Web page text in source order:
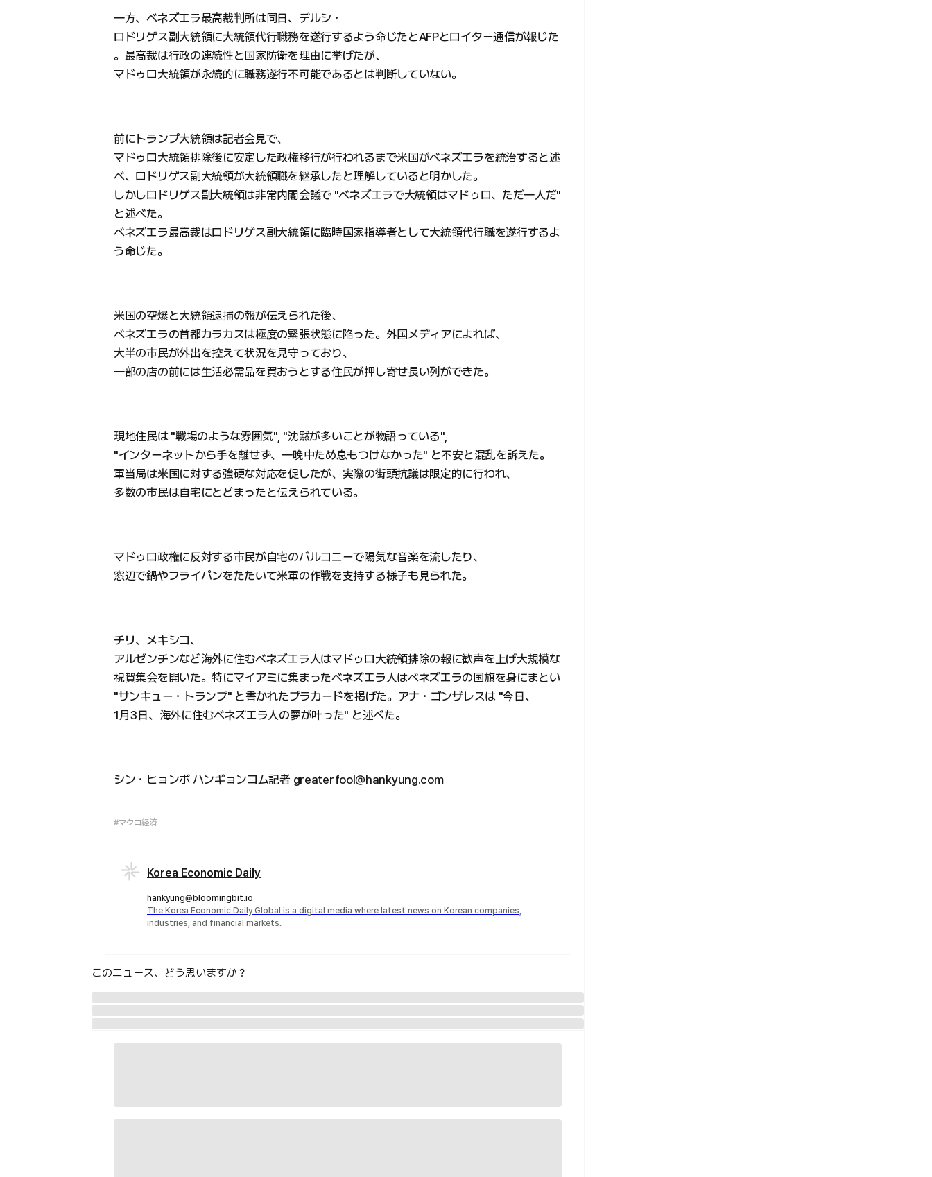
一方、ベネズエラ最高裁判所は同日、デルシ・
ロドリゲス副大統領に大統領代行職務を遂行するよう命じたとAFPとロイター通信が報じた
。最高裁は行政の連続性と国家防衛を理由に挙げたが、
マドゥロ大統領が永続的に職務遂行不可能であるとは判断していない。
前にトランプ大統領は記者会見で、
マドゥロ大統領排除後に安定した政権移行が行われるまで米国がベネズエラを統治すると述
べ、ロドリゲス副大統領が大統領職を継承したと理解していると明かした。
しかしロドリゲス副大統領は非常内閣会議で "ベネズエラで大統領はマドゥロ、ただ一人だ"
と述べた。
ベネズエラ最高裁はロドリゲス副大統領に臨時国家指導者として大統領代行職を遂行するよ
う命じた。
米国の空爆と大統領逮捕の報が伝えられた後、
ベネズエラの首都カラカスは極度の緊張状態に陥った。外国メディアによれば、
大半の市民が外出を控えて状況を見守っており、
一部の店の前には生活必需品を買おうとする住民が押し寄せ長い列ができた。
現地住民は "戦場のような雰囲気", "沈黙が多いことが物語っている",
"インターネットから手を離せず、一晩中ため息もつけなかった" と不安と混乱を訴えた。
軍当局は米国に対する強硬な対応を促したが、実際の街頭抗議は限定的に行われ、
多数の市民は自宅にとどまったと伝えられている。
マドゥロ政権に反対する市民が自宅のバルコニーで陽気な音楽を流したり、
窓辺で鍋やフライパンをたたいて米軍の作戦を支持する様子も見られた。
チリ、メキシコ、
アルゼンチンなど海外に住むベネズエラ人はマドゥロ大統領排除の報に歓声を上げ大規模な
祝賀集会を開いた。特にマイアミに集まったベネズエラ人はベネズエラの国旗を身にまとい
"サンキュー・トランプ" と書かれたプラカードを掲げた。アナ・ゴンザレスは "今日、
1月3日、海外に住むベネズエラ人の夢が叶った" と述べた。
シン・ヒョンボ ハンギョンコム記者 greaterfool@hankyung.com
#マクロ経済
Korea Economic Daily
hankyung@bloomingbit.io
The Korea Economic Daily Global is a digital media where latest news on Korean companies,
industries, and financial markets.
このニュース、どう思いますか？